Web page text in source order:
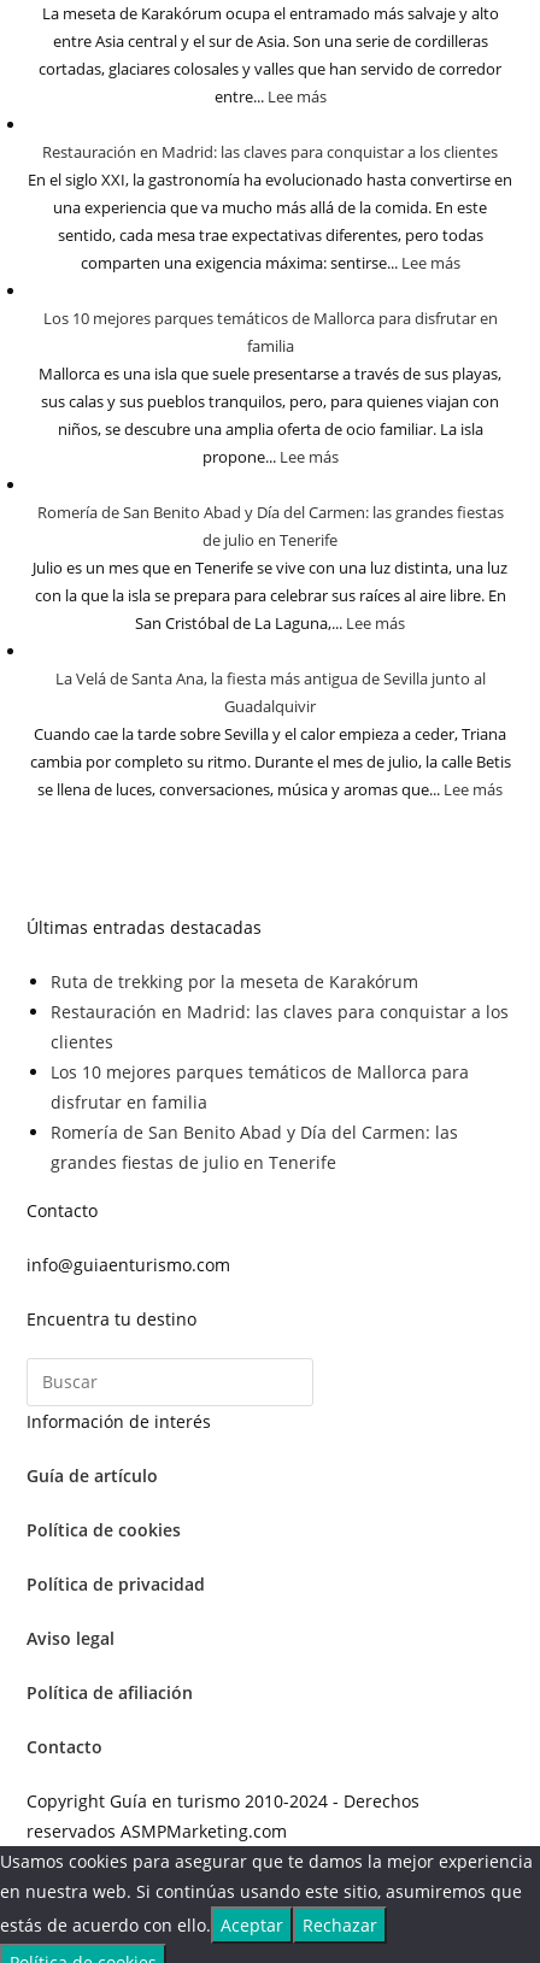
La meseta de Karakórum ocupa el entramado más salvaje y alto
entre Asia central y el sur de Asia. Son una serie de cordilleras
cortadas, glaciares colosales y valles que han servido de corredor
entre... Lee más
Restauración en Madrid: las claves para conquistar a los clientes
En el siglo XXI, la gastronomía ha evolucionado hasta convertirse en
una experiencia que va mucho más allá de la comida. En este
sentido, cada mesa trae expectativas diferentes, pero todas
comparten una exigencia máxima: sentirse... Lee más
Los 10 mejores parques temáticos de Mallorca para disfrutar en
familia
Mallorca es una isla que suele presentarse a través de sus playas,
sus calas y sus pueblos tranquilos, pero, para quienes viajan con
niños, se descubre una amplia oferta de ocio familiar. La isla
propone... Lee más
Romería de San Benito Abad y Día del Carmen: las grandes fiestas
de julio en Tenerife
Julio es un mes que en Tenerife se vive con una luz distinta, una luz
con la que la isla se prepara para celebrar sus raíces al aire libre. En
San Cristóbal de La Laguna,... Lee más
La Velá de Santa Ana, la fiesta más antigua de Sevilla junto al
Guadalquivir
Cuando cae la tarde sobre Sevilla y el calor empieza a ceder, Triana
cambia por completo su ritmo. Durante el mes de julio, la calle Betis
se llena de luces, conversaciones, música y aromas que... Lee más
Últimas entradas destacadas
Ruta de trekking por la meseta de Karakórum
Restauración en Madrid: las claves para conquistar a los
clientes
Los 10 mejores parques temáticos de Mallorca para
disfrutar en familia
Romería de San Benito Abad y Día del Carmen: las
grandes fiestas de julio en Tenerife
Contacto
info@guiaenturismo.com
Encuentra tu destino
Información de interés
Guía de artículo
Política de cookies
Política de privacidad
Aviso legal
Política de afiliación
Contacto
Copyright Guía en turismo 2010-2024 - Derechos
reservados ASMPMarketing.com
Usamos cookies para asegurar que te damos la mejor experiencia
en nuestra web. Si continúas usando este sitio, asumiremos que
estás de acuerdo con ello. Aceptar
Rechazar